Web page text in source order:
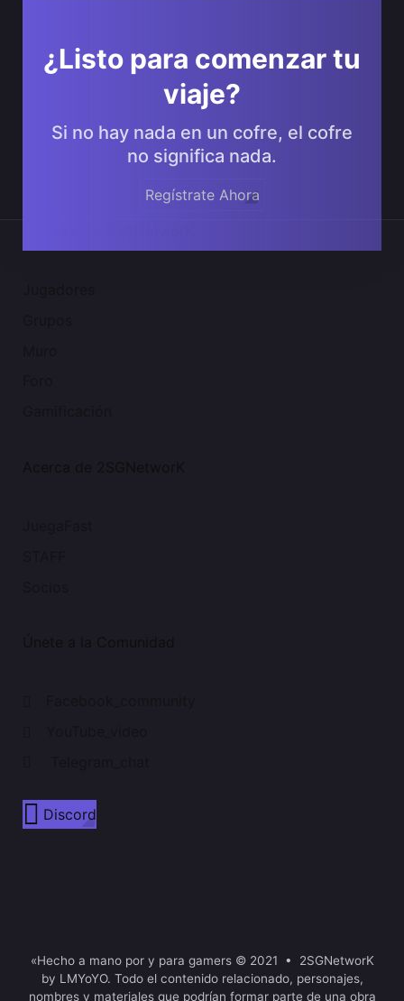
¿Listo para comenzar tu
viaje?
Si no hay nada en un cofre, el cofre
no significa nada.
Regístrate Ahora
Discord
«Hecho a mano por y para gamers © 2021 • 2SGNetworK
by LMYoYO. Todo el contenido relacionado, personajes,
nombres y materiales que podrían formar parte de una obra